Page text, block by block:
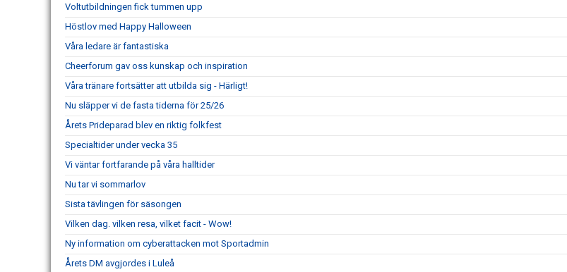
Voltutbildningen fick tummen upp
Höstlov med Happy Halloween
Våra ledare är fantastiska
Cheerforum gav oss kunskap och inspiration
Våra tränare fortsätter att utbilda sig - Härligt!
Nu släpper vi de fasta tiderna för 25/26
Årets Prideparad blev en riktig folkfest
Specialtider under vecka 35
Vi väntar fortfarande på våra halltider
Nu tar vi sommarlov
Sista tävlingen för säsongen
Vilken dag. vilken resa, vilket facit - Wow!
Ny information om cyberattacken mot Sportadmin
Årets DM avgjordes i Luleå